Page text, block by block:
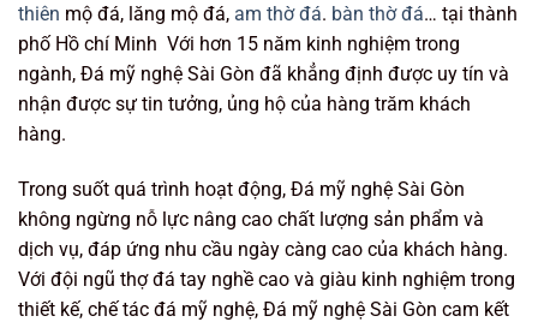
thiên mộ đá, lăng mộ đá, am thờ đá. bàn thờ đá… tại thành
phố Hồ chí Minh Với hơn 15 năm kinh nghiệm trong
ngành, Đá mỹ nghệ Sài Gòn đã khẳng định được uy tín và
nhận được sự tin tưởng, ủng hộ của hàng trăm khách
hàng.
Trong suốt quá trình hoạt động, Đá mỹ nghệ Sài Gòn
không ngừng nỗ lực nâng cao chất lượng sản phẩm và
dịch vụ, đáp ứng nhu cầu ngày càng cao của khách hàng.
Với đội ngũ thợ đá tay nghề cao và giàu kinh nghiệm trong
thiết kế, chế tác đá mỹ nghệ, Đá mỹ nghệ Sài Gòn cam kết